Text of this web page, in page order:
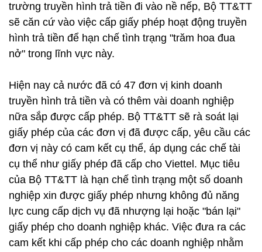
trường truyền hình trả tiền đi vào nề nếp, Bộ TT&TT
sẽ căn cứ vào việc cấp giấy phép hoạt động truyền
hình trả tiền để hạn chế tình trạng "trăm hoa đua
nở" trong lĩnh vực này.
Hiện nay cả nước đã có 47 đơn vị kinh doanh
truyền hình trả tiền và có thêm vài doanh nghiệp
nữa sắp được cấp phép. Bộ TT&TT sẽ rà soát lại
giấy phép của các đơn vị đã được cấp, yêu cầu các
đơn vị này có cam kết cụ thể, áp dụng các chế tài
cụ thể như giấy phép đã cấp cho Viettel. Mục tiêu
của Bộ TT&TT là hạn chế tình trạng một số doanh
nghiệp xin được giấy phép nhưng không đủ năng
lực cung cấp dịch vụ đã nhượng lại hoặc "bán lại"
giấy phép cho doanh nghiệp khác. Việc đưa ra các
cam kết khi cấp phép cho các doanh nghiệp nhằm